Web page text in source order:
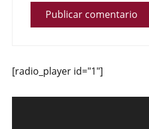
[radio_player id="1"]